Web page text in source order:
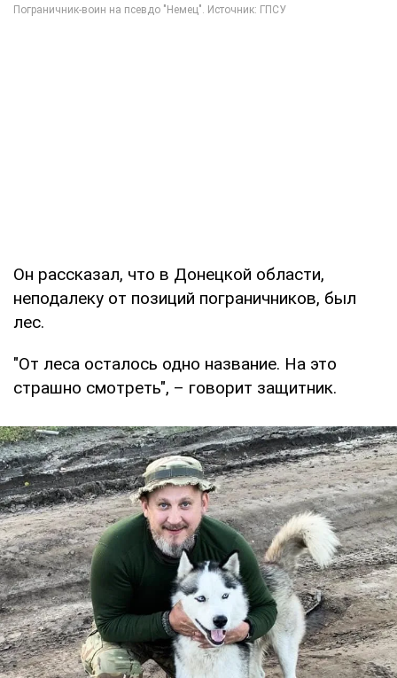
Он рассказал, что в Донецкой области,
неподалеку от позиций пограничников, был
лес.
"От леса осталось одно название. На это
страшно смотреть", – говорит защитник.